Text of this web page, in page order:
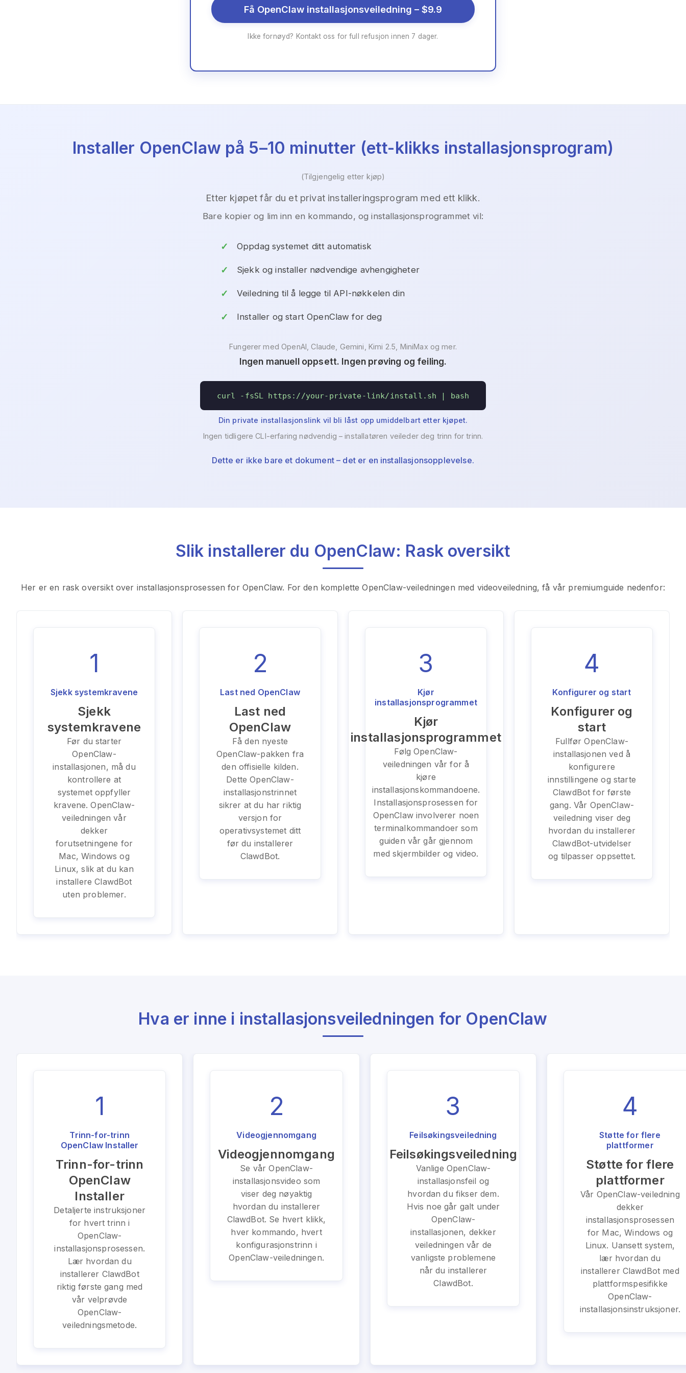
Få OpenClaw installasjonsveiledning – $9.9
Ikke fornøyd? Kontakt oss for full refusjon innen 7 dager.
Installer OpenClaw på 5–10 minutter (ett-klikks installasjonsprogram)
(Tilgjengelig etter kjøp)
Etter kjøpet får du et privat installeringsprogram med ett klikk.
Bare kopier og lim inn en kommando, og installasjonsprogrammet vil:
Oppdag systemet ditt automatisk
Sjekk og installer nødvendige avhengigheter
Veiledning til å legge til API-nøkkelen din
Installer og start OpenClaw for deg
Fungerer med OpenAI, Claude, Gemini, Kimi 2.5, MiniMax og mer.
Ingen manuell oppsett. Ingen prøving og feiling.
curl -fsSL https://your-private-link/install.sh | bash
Din private installasjonslink vil bli låst opp umiddelbart etter kjøpet.
Ingen tidligere CLI-erfaring nødvendig – installatøren veileder deg trinn for trinn.
Dette er ikke bare et dokument – ​​det er en installasjonsopplevelse.
Slik installerer du OpenClaw: Rask oversikt
Her er en rask oversikt over installasjonsprosessen for OpenClaw. For den komplette OpenClaw-veiledningen med videoveiledning, få vår premiumguide nedenfor:
1
Sjekk systemkravene
Sjekk
systemkravene
Før du starter
OpenClaw-
installasjonen, må du
kontrollere at
systemet oppfyller
kravene. OpenClaw-
veiledningen vår
dekker
forutsetningene for
Mac, Windows og
Linux, slik at du kan
installere ClawdBot
uten problemer.
2
Last ned OpenClaw
Last ned
OpenClaw
Få den nyeste
OpenClaw-pakken fra
den offisielle kilden.
Dette OpenClaw-
installasjonstrinnet
sikrer at du har riktig
versjon for
operativsystemet ditt
før du installerer
ClawdBot.
3
Kjør
installasjonsprogrammet
Kjør
installasjonsprogrammet
Følg OpenClaw-
veiledningen vår for å
kjøre
installasjonskommandoene.
Installasjonsprosessen for
OpenClaw involverer noen
terminalkommandoer som
guiden vår går gjennom
med skjermbilder og video.
4
Konfigurer og start
Konfigurer og
start
Fullfør OpenClaw-
installasjonen ved å
konfigurere
innstillingene og starte
ClawdBot for første
gang. Vår OpenClaw-
veiledning viser deg
hvordan du installerer
ClawdBot-utvidelser
og tilpasser oppsettet.
Hva er inne i installasjonsveiledningen for OpenClaw
1
Trinn-for-trinn
OpenClaw Installer
Trinn-for-trinn
OpenClaw
Installer
Detaljerte instruksjoner
for hvert trinn i
OpenClaw-
installasjonsprosessen.
Lær hvordan du
installerer ClawdBot
riktig første gang med
vår velprøvde
OpenClaw-
veiledningsmetode.
2
Videogjennomgang
Videogjennomgang
Se vår OpenClaw-
installasjonsvideo som
viser deg nøyaktig
hvordan du installerer
ClawdBot. Se hvert klikk,
hver kommando, hvert
konfigurasjonstrinn i
OpenClaw-veiledningen.
3
Feilsøkingsveiledning
Feilsøkingsveiledning
Vanlige OpenClaw-
installasjonsfeil og
hvordan du fikser dem.
Hvis noe går galt under
OpenClaw-
installasjonen, dekker
veiledningen vår de
vanligste problemene
når du installerer
ClawdBot.
4
Støtte for flere
plattformer
Støtte for flere
plattformer
Vår OpenClaw-veiledning
dekker
installasjonsprosessen
for Mac, Windows og
Linux. Uansett system,
lær hvordan du
installerer ClawdBot med
plattformspesifikke
OpenClaw-
installasjonsinstruksjoner.